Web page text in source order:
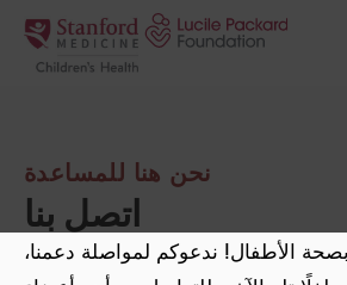
انتقل إلى المحتوى
نحن هنا للمساعدة
اتصل بنا
الأطفال! ندعوكم لمواصلة دعمنا،